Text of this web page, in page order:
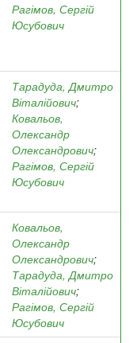
Рагімов, Сергій
Юсубович
Тарадуда, Дмитро
Віталійович;
Ковальов,
Олександр
Олександрович;
Рагімов, Сергій
Юсубович
Ковальов,
Олександр
Олександрович;
Тарадуда, Дмитро
Віталійович;
Рагімов, Сергій
Юсубович